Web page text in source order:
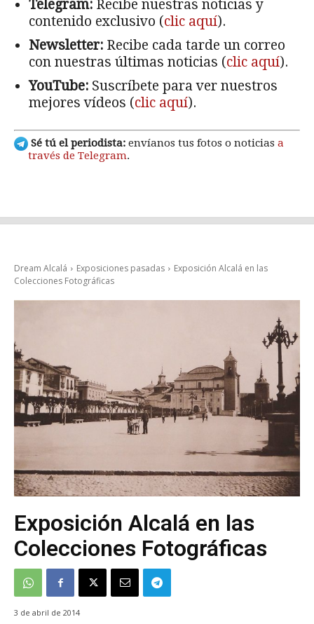
Telegram: Recibe nuestras noticias y
contenido exclusivo (clic aquí).
Newsletter: Recibe cada tarde un correo
con nuestras últimas noticias (clic aquí).
YouTube: Suscríbete para ver nuestros
mejores vídeos (clic aquí).
Sé tú el periodista: envíanos tus fotos o noticias a
través de Telegram.